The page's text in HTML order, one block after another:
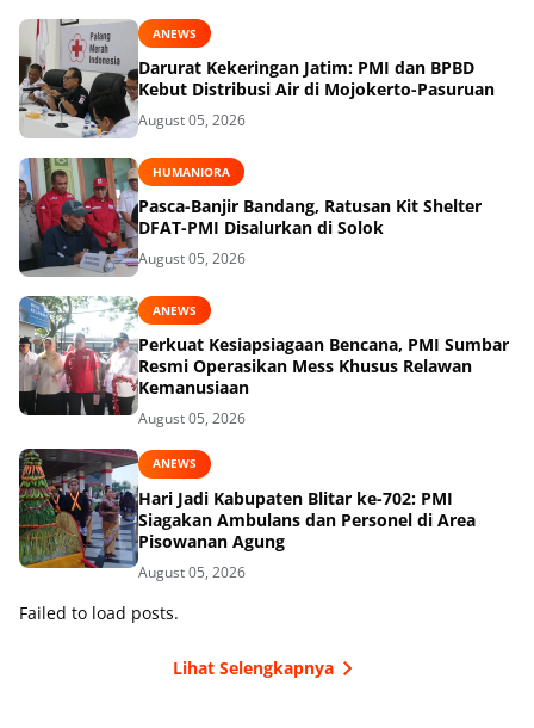
ANEWS
Darurat Kekeringan Jatim: PMI dan BPBD
Kebut Distribusi Air di Mojokerto-Pasuruan
August 05, 2026
HUMANIORA
Pasca-Banjir Bandang, Ratusan Kit Shelter
DFAT-PMI Disalurkan di Solok
August 05, 2026
ANEWS
Perkuat Kesiapsiagaan Bencana, PMI Sumbar
Resmi Operasikan Mess Khusus Relawan
Kemanusiaan
August 05, 2026
ANEWS
Hari Jadi Kabupaten Blitar ke-702: PMI
Siagakan Ambulans dan Personel di Area
Pisowanan Agung
August 05, 2026
Failed to load posts.
Lihat Selengkapnya